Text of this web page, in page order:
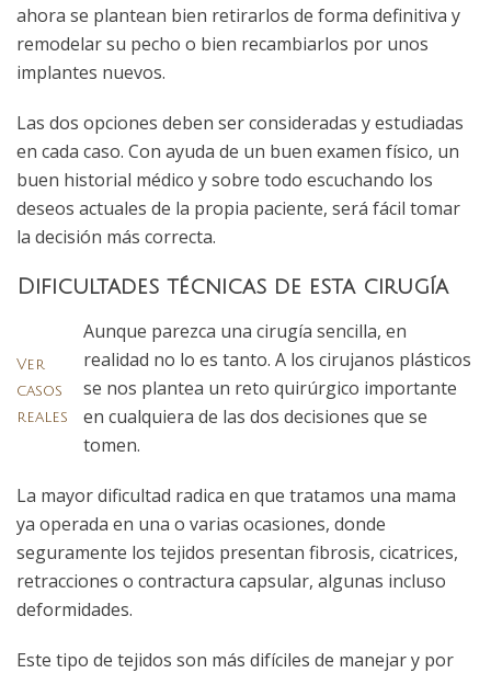
ahora se plantean bien retirarlos de forma definitiva y
remodelar su pecho o bien recambiarlos por unos
implantes nuevos.
Las dos opciones deben ser consideradas y estudiadas
en cada caso. Con ayuda de un buen examen físico, un
buen historial médico y sobre todo escuchando los
deseos actuales de la propia paciente, será fácil tomar
la decisión más correcta.
Dificultades técnicas de esta cirugía
Ver
casos
reales
Aunque parezca una cirugía sencilla, en
realidad no lo es tanto. A los cirujanos plásticos
se nos plantea un reto quirúrgico importante
en cualquiera de las dos decisiones que se
tomen.
La mayor dificultad radica en que tratamos una mama
ya operada en una o varias ocasiones, donde
seguramente los tejidos presentan fibrosis, cicatrices,
retracciones o contractura capsular, algunas incluso
deformidades.
Este tipo de tejidos son más difíciles de manejar y por